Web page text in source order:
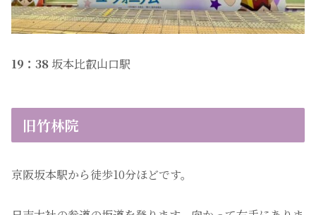
19：38 坂本比叡山口駅
旧竹林院
京阪坂本駅から徒歩10分ほどです。